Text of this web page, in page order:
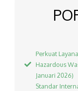
Perkuat
Hazardous
Januari 2026)
Standar